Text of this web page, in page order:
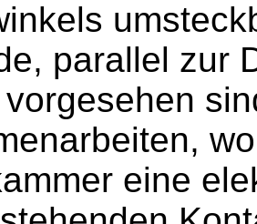
parallel zur
eine